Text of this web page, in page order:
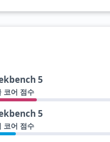
5
코어 점수
5
코어 점수